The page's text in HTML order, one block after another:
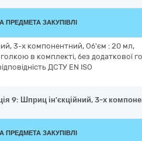
ПРЕДМЕТА ЗАКУПІВЛІ
3-х компонентний, Об'єм : 20 мл,
в комплекті, без додаткової
ДСТУ EN ISO
9: Шприц ін'єкційний, 3-х
ПРЕДМЕТА ЗАКУПІВЛІ